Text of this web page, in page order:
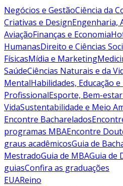
Negócios e GestãoCiência da
Criativas e DesignEngenharia,
AviaçãoFinanças e Economia
HumanasDireito e Ciências
FísicasMídia e Marketing
SaúdeCiências Naturais e da
MentalHabilidades, Educação
ProfissionalEsporte, Bem-
VidaSustentabilidade e Meio
Encontre Bacharelados
programas MBAEncontre
graus acadêmicosGuia de
MestradoGuia de MBAGuia de
guiasConfira as graduações
EUAReino